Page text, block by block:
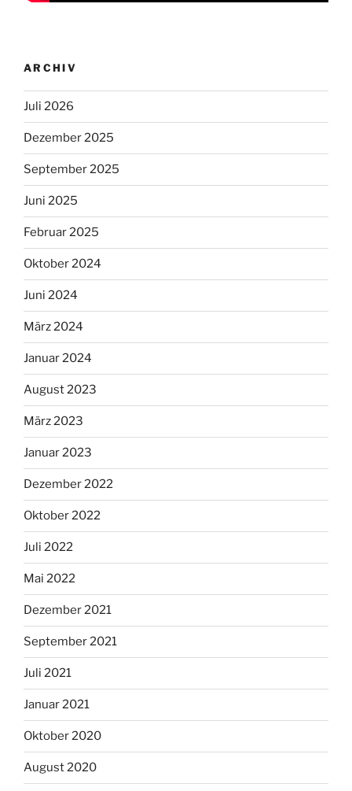
ARCHIV
Juli 2026
Dezember 2025
September 2025
Juni 2025
Februar 2025
Oktober 2024
Juni 2024
März 2024
Januar 2024
August 2023
März 2023
Januar 2023
Dezember 2022
Oktober 2022
Juli 2022
Mai 2022
Dezember 2021
September 2021
Juli 2021
Januar 2021
Oktober 2020
August 2020